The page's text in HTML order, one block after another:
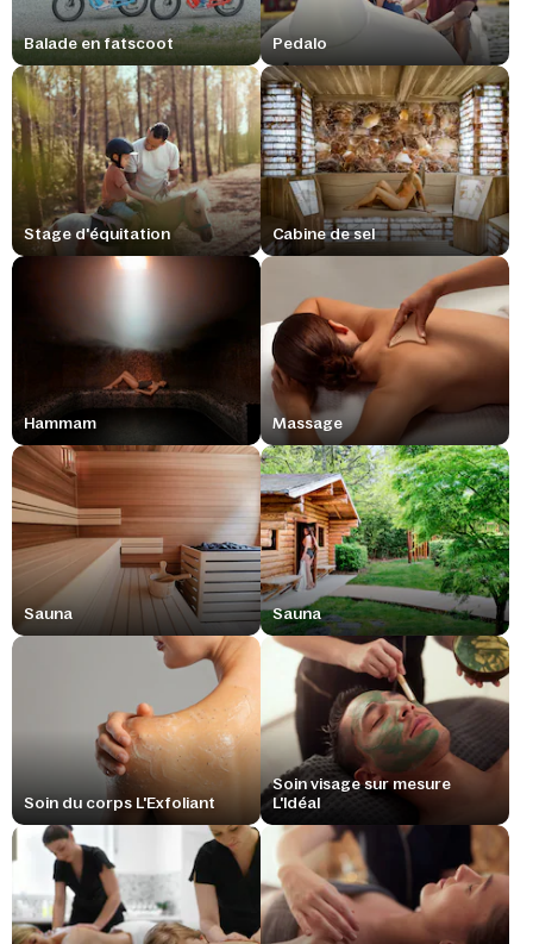
Balade en fatscoot Pedalo
Stage d'équitation Cabine de sel
Hammam Massage
Sauna Sauna
Soin du corps L'Exfoliant
Soin visage sur mesure
L'Idéal